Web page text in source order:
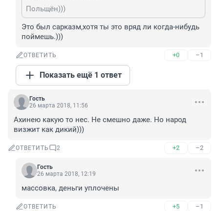
Польщён)))
Это был сарказм,хотя ты это вряд ли когда-нибудь
поймешь.)))
ОТВЕТИТЬ +0 –1
Показать ещё 1 ответ
Гость
26 марта 2018, 11:56
Ахинею какую то нес. Не смешно даже. Но народ
визжит как дикий)))
ОТВЕТИТЬ 2 +2 –2
Гость
26 марта 2018, 12:19
массовка, деньги уплочены
ОТВЕТИТЬ +5 –1